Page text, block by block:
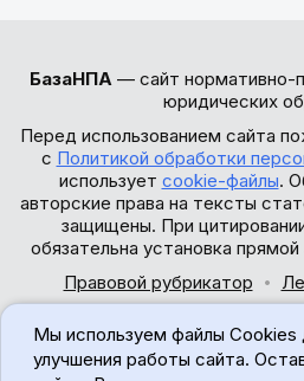
БазаНПА — сайт нормативно-
юридических
Перед использованием сайта
с Политикой обработки
использует cookie-файлы.
авторские права на тексты
защищены. При
обязательна установка
Правовой рубрикатор
© 2017-
Мы используем файлы Cookies
улучшения работы сайта.